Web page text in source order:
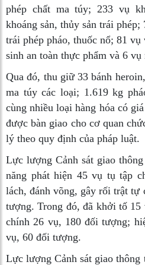
phép chất ma túy; 233 vụ
khoáng sản, thủy sản trái
trái phép pháo, thuốc nổ; 81
sinh an toàn thực phẩm và 6 vụ
Qua đó, thu giữ 33 bánh
ma túy các loại; 1.619 kg
cùng nhiều loại hàng hóa có
được bàn giao cho cơ quan
lý theo quy định của pháp luật.
Lực lượng Cảnh sát giao
năng phát hiện 45 vụ tụ tập
lách, đánh võng, gây rối trật tự
tượng. Trong đó, đã khởi tố
chính 26 vụ, 180 đối tượng;
vụ, 60 đối tượng.
Lực lượng Cảnh sát giao